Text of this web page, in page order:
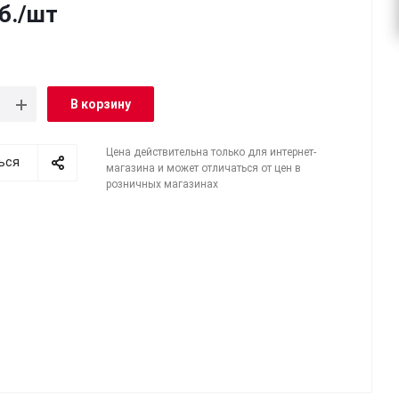
/шт
В корзину
Цена действительна только для интернет-
магазина и может отличаться от цен в
розничных магазинах